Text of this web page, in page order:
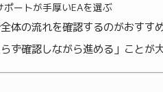
ートが手厚いEAを選ぶ
体の流れを確認するのがおすす
ず確認しながら進める」ことが